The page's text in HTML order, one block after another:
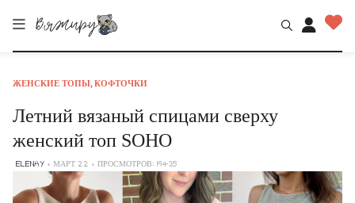
ЖЕНСКИЕ ТОПЫ, КОФТОЧКИ
Летний вязаный спицами сверху
женский топ SOHO
ELENAY МАРТ 22 ПРОСМОТРОВ: 19435